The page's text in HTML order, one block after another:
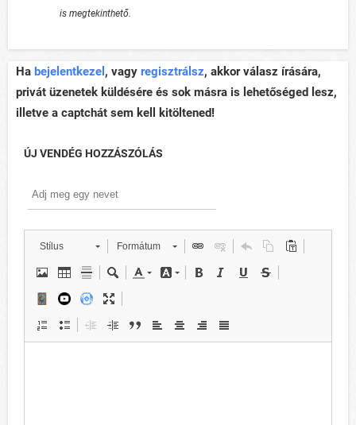
is megtekinthető.
Ha bejelentkezel , vagy regisztrálsz, akkor válasz írására,
privát üzenetek küldésére és sok másra is lehetőséged lesz,
illetve a captchát sem kell kitöltened!
ÚJ VENDÉG HOZZÁSZÓLÁS
Stílus Formátum